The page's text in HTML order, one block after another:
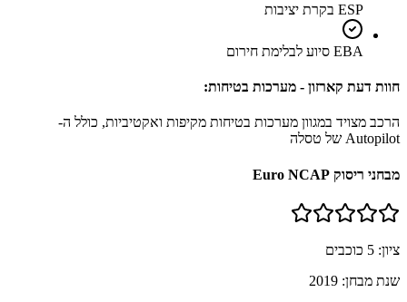
ESP בקרת יציבות
EBA סיוע לבלימת חירום
חוות דעת קארזון - מערכות בטיחות:
הרכב מצויד במגוון מערכות בטיחות מקיפות ואקטיביות, כולל ה-
Autopilot של טסלה
מבחני ריסוק Euro NCAP
ציון: 5 כוכבים
שנת מבחן: 2019